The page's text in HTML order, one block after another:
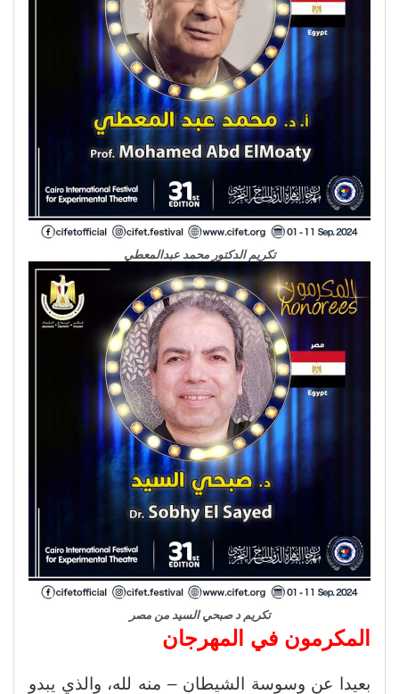
تكريم الدكتور محمد عبدالمعطي
تكريم د صبحي السيد من مصر
المكرمون في المهرجان
بعيدا عن وسوسة الشيطان – منه لله، والذي يبدو